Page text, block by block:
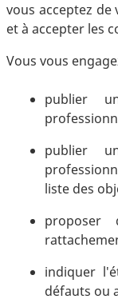
vous acceptez
et à accepter les
Vous vous
publier
publier
liste des
indiquer
défauts ou